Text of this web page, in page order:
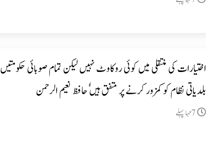
اختیارات کی منتقلی میں کوئی روکاوٹ نہیں لیکن تمام صوبائی حکومتیں
بلدیاتی نظام کو کمزور کرنے پر متفق ہیں ٗحافظ نعیم الرحمن